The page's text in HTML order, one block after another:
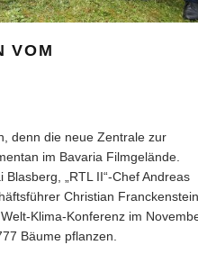
VOM
denn die neue Zentrale zur
im Bavaria Filmgelände.
Blasberg, „RTL II“-Chef Andreas
Christian Franckenstein
Klima-Konferenz im
Bäume pflanzen.